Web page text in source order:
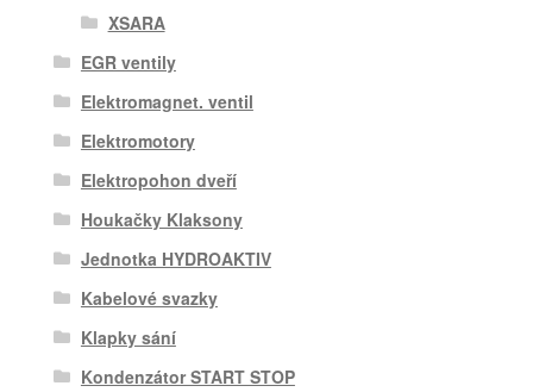
XSARA
EGR ventily
Elektromagnet. ventil
Elektromotory
Elektropohon dveří
Houkačky Klaksony
Jednotka HYDROAKTIV
Kabelové svazky
Klapky sání
Kondenzátor START STOP